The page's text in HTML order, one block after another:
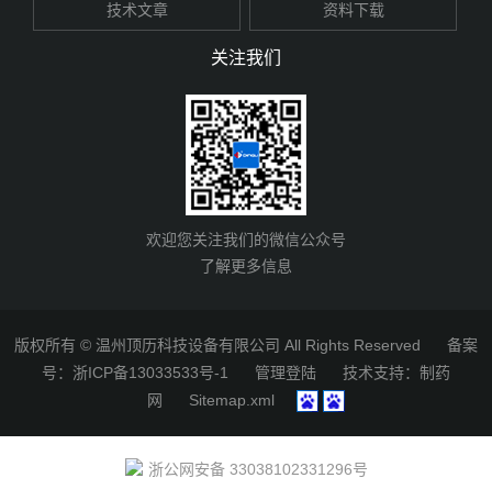
技术文章 资料下载
关注我们
欢迎您关注我们的微信公众号
了解更多信息
版权所有 © 温州顶历科技设备有限公司 All Rights Reserved 备案
号：浙ICP备13033533号-1
管理登陆技术支持： 制药
网
Sitemap.xml
浙公网安备 33038102331296号